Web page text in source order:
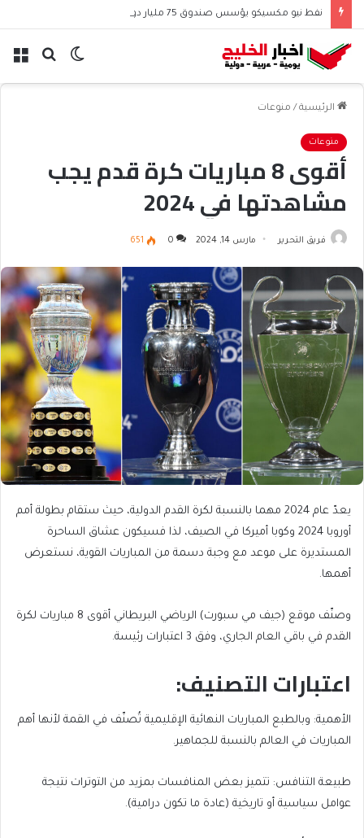
نفط نيو مكسيكو يؤسس صندوق 75 مليار دولار ويشعل جدل الإنفاق
بحث الوضع
الرئيسية / منوعات
منوعات
أقوى 8 مباريات كرة قدم يجب
مشاهدتها في 2024
فريق التحرير مارس 14, 2024 0
651
يعدّ عام 2024 مهما بالنسبة لكرة القدم الدولية، حيث ستقام بطولة أمم
أوروبا 2024 وكوبا أميركا في الصيف، لذا فسيكون عشاق الساحرة
المستديرة على موعد مع وجبة دسمة من المباريات القوية، نستعرض
أهمها.
وصنّف موقع (جيف مي سبورت) الرياضي البريطاني أقوى 8 مباريات لكرة
القدم في باقي العام الجاري، وفق 3 اعتبارات رئيسة.
اعتبارات التصنيف:
الأهمية: وبالطبع المباريات النهائية الإقليمية تُصنّف في القمة لأنها أهم
المباريات في العالم بالنسبة للجماهير.
طبيعة التنافس: تتميز بعض المنافسات بمزيد من التوترات نتيجة
عوامل سياسية أو تاريخية (عادة ما تكون درامية).